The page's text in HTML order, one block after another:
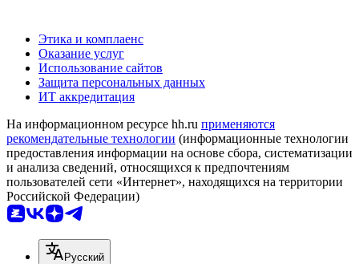
Этика и комплаенс
Оказание услуг
Использование сайтов
Защита персональных данных
ИТ аккредитация
На информационном ресурсе hh.ru применяются
рекомендательные технологии (информационные технологии
предоставления информации на основе сбора, систематизации
и анализа сведений, относящихся к предпочтениям
пользователей сети «Интернет», находящихся на территории
Российской Федерации)
Русский